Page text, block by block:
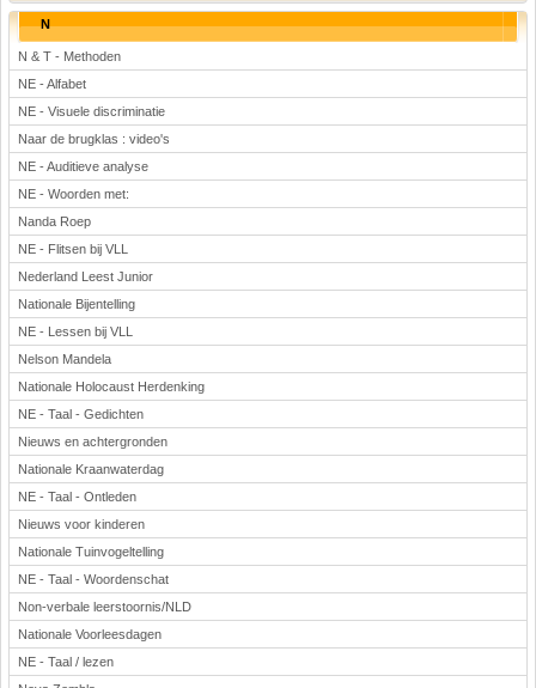
N
N & T - Methoden
NE - Alfabet
NE - Visuele discriminatie
Naar de brugklas : video's
NE - Auditieve analyse
NE - Woorden met:
Nanda Roep
NE - Flitsen bij VLL
Nederland Leest Junior
Nationale Bijentelling
NE - Lessen bij VLL
Nelson Mandela
Nationale Holocaust Herdenking
NE - Taal - Gedichten
Nieuws en achtergronden
Nationale Kraanwaterdag
NE - Taal - Ontleden
Nieuws voor kinderen
Nationale Tuinvogeltelling
NE - Taal - Woordenschat
Non-verbale leerstoornis/NLD
Nationale Voorleesdagen
NE - Taal / lezen